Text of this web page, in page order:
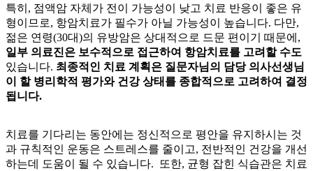
특히, 점액암 자체가 전이 가능성이 낮고 치료 반응이 좋은 유
형이므로, 항암치료가 필수가 아닐 가능성이 높습니다. 다만,
젊은 연령(30대)의 유방암은 상대적으로 드문 편이기 때문에,
일부 의료진은 보수적으로 접근하여 항암치료를 고려할 수도
있습니다. 최종적인 치료 계획은 질문자님의 담당 의사선생님
이 할 병리학적 평가와 건강 상태를 종합적으로 고려하여 결정
됩니다.
치료를 기다리는 동안에는 정신적으로 평안을 유지하시는 것
과 규칙적인 운동은 스트레스를 줄이고, 전반적인 건강을 개선
하는데 도움이 될 수 있습니다. 또한, 균형 잡힌 식습관은 치료